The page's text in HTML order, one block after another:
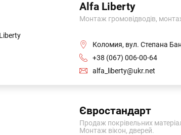
Alfa Liberty
Монтаж громовідводів,
Коломия, вул. Степана
+38 (067) 006-00-64
alfa_liberty@ukr.net
Євростандарт
Продаж покрівельних
Монтаж вікон, дверей.